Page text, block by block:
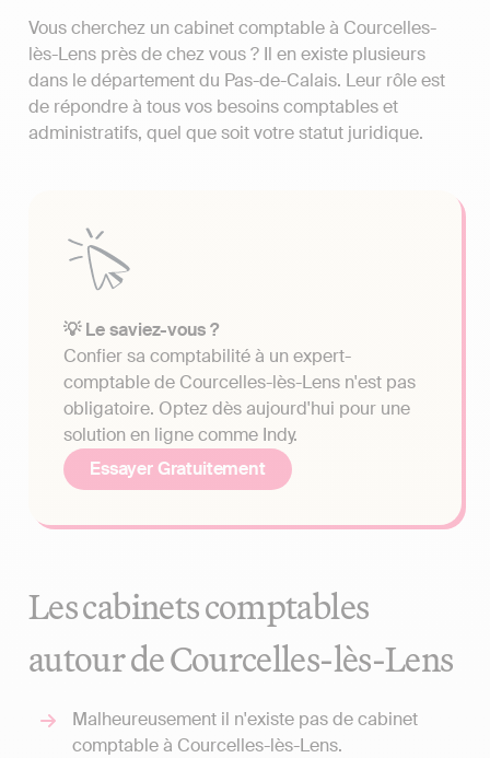
Vous cherchez un cabinet comptable à Courcelles-
lès-Lens près de chez vous ? Il en existe plusieurs
dans le département du Pas-de-Calais. Leur rôle est
de répondre à tous vos besoins comptables et
administratifs, quel que soit votre statut juridique.
💡 Le saviez-vous ?
Confier sa comptabilité à un expert-
comptable de Courcelles-lès-Lens n'est pas
obligatoire. Optez dès aujourd'hui pour une
solution en ligne comme Indy.
Essayer Gratuitement
Les cabinets comptables
autour de Courcelles-lès-Lens
Malheureusement il n'existe pas de cabinet
comptable à Courcelles-lès-Lens.